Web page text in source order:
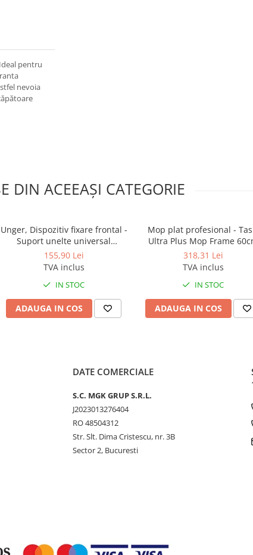
pentru
nevoia
DIN ACEEAȘI CATEGORIE
Unger, Dispozitiv fixare frontal -
Suport unelte universal
Hangup 35cm
155,90 Lei
TVA inclus
IN STOC
ADAUGA IN COS
Mop plat profesional -
Ultra Plus Mop Frame
318,31 Lei
TVA inclus
IN STOC
ADAUGA IN COS
DATE COMERCIALE
S.C. MGK GRUP S.R.L.
J2023013276404
RO 48504312
Str. Slt. Dima Cristescu, nr. 3B
Sector 2, Bucuresti